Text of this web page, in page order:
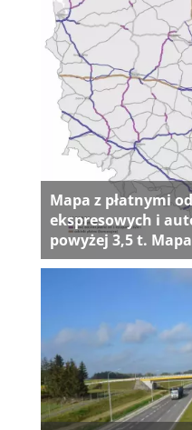
Mapa z płatnymi
ekspresowych i
powyżej 3,5 t.